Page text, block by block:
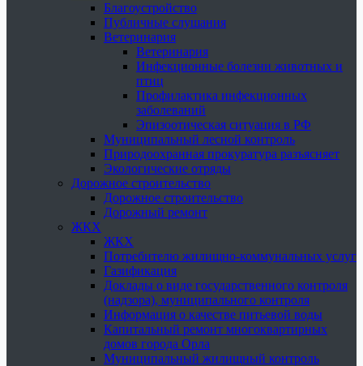
Благоустройство
Публичные слушания
Ветеринария
Ветеринария
Инфекционные болезни животных и
птиц
Профилактика инфекционных
заболеваний
Эпизоотическая ситуация в РФ
Муниципальный лесной контроль
Природоохранная прокуратура разъясняет
Экологические отряды
Дорожное строительство
Дорожное строительство
Дорожный ремонт
ЖКХ
ЖКХ
Потребителю жилищно-коммунальных услуг
Газификация
Доклады о виде государственного контроля
(надзора), муниципального контроля
Информация о качестве питьевой воды
Капитальный ремонт многоквартирных
домов города Орла
Муниципальный жилищный контроль